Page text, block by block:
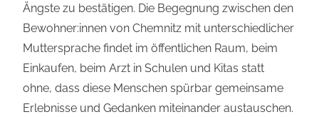
Ängste zu bestätigen. Die Begegnung zwischen den
Bewohner:innen von Chemnitz mit unterschiedlicher
Muttersprache findet im öffentlichen Raum, beim
Einkaufen, beim Arzt in Schulen und Kitas statt
ohne, dass diese Menschen spürbar gemeinsame
Erlebnisse und Gedanken miteinander austauschen.